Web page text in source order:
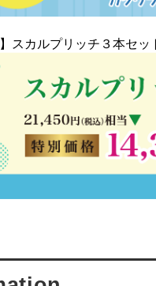
】スカルプリッチ３本セ